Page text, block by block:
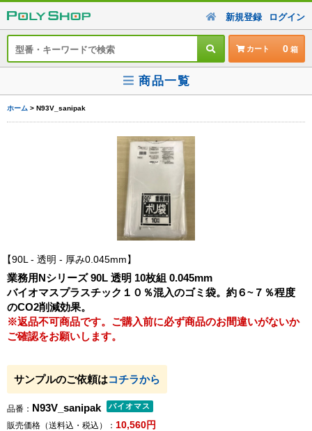
新規登録 ログイン
カート 0
商品一覧
ホーム > N93V_sanipak
90L - 透明 - 厚み0.045mm
業務用Nシリーズ 90L 透明 10枚組 0.045mm
バイオマスプラスチック１０％混入のゴミ袋。約６~７％程度
のCO2削減効果。
※返品不可商品です。ご購入前に必ず商品のお間違いがないか
ご確認をお願いします。
サンプルのご依頼はコチラから
品番： N93V_sanipak
販売価格（送料込・税込）： 10,560円